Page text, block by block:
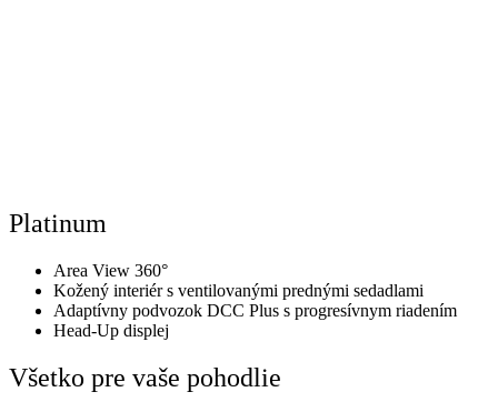
Platinum
Area View 360°
Kožený interiér s ventilovanými prednými sedadlami
Adaptívny podvozok DCC Plus s progresívnym riadením
Head-Up displej
Všetko pre vaše pohodlie